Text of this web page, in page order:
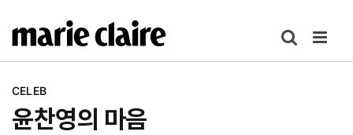
텐
건CELEB
윤찬영의 마음